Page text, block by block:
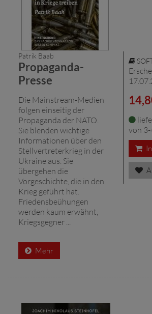
Patrik Baab
Propaganda-
Presse
Die Mainstream-Medien
folgen einseitig der
Propaganda der NATO.
Sie blenden wichtige
Informationen über den
Stellvertreterkrieg in der
Ukraine aus. Sie
übergehen die
Vorgeschichte, die in den
Krieg geführt hat.
Friedensbeühungen
werden kaum erwähnt,
Kriegsgegner ...
Mehr
von